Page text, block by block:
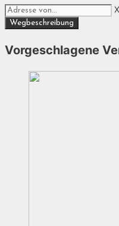
X
Vorgeschlagene